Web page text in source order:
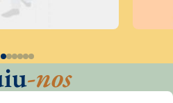
-nos